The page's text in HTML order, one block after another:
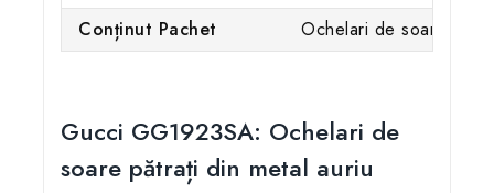
Conținut Pachet
Ochelari de soare, toc
Gucci GG1923SA: Ochelari de
soare pătrați din metal auriu